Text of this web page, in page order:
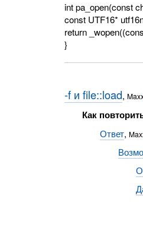
int pa_open(const
const UTF16*
return
}
-f и file::load,
Как
Ответ,